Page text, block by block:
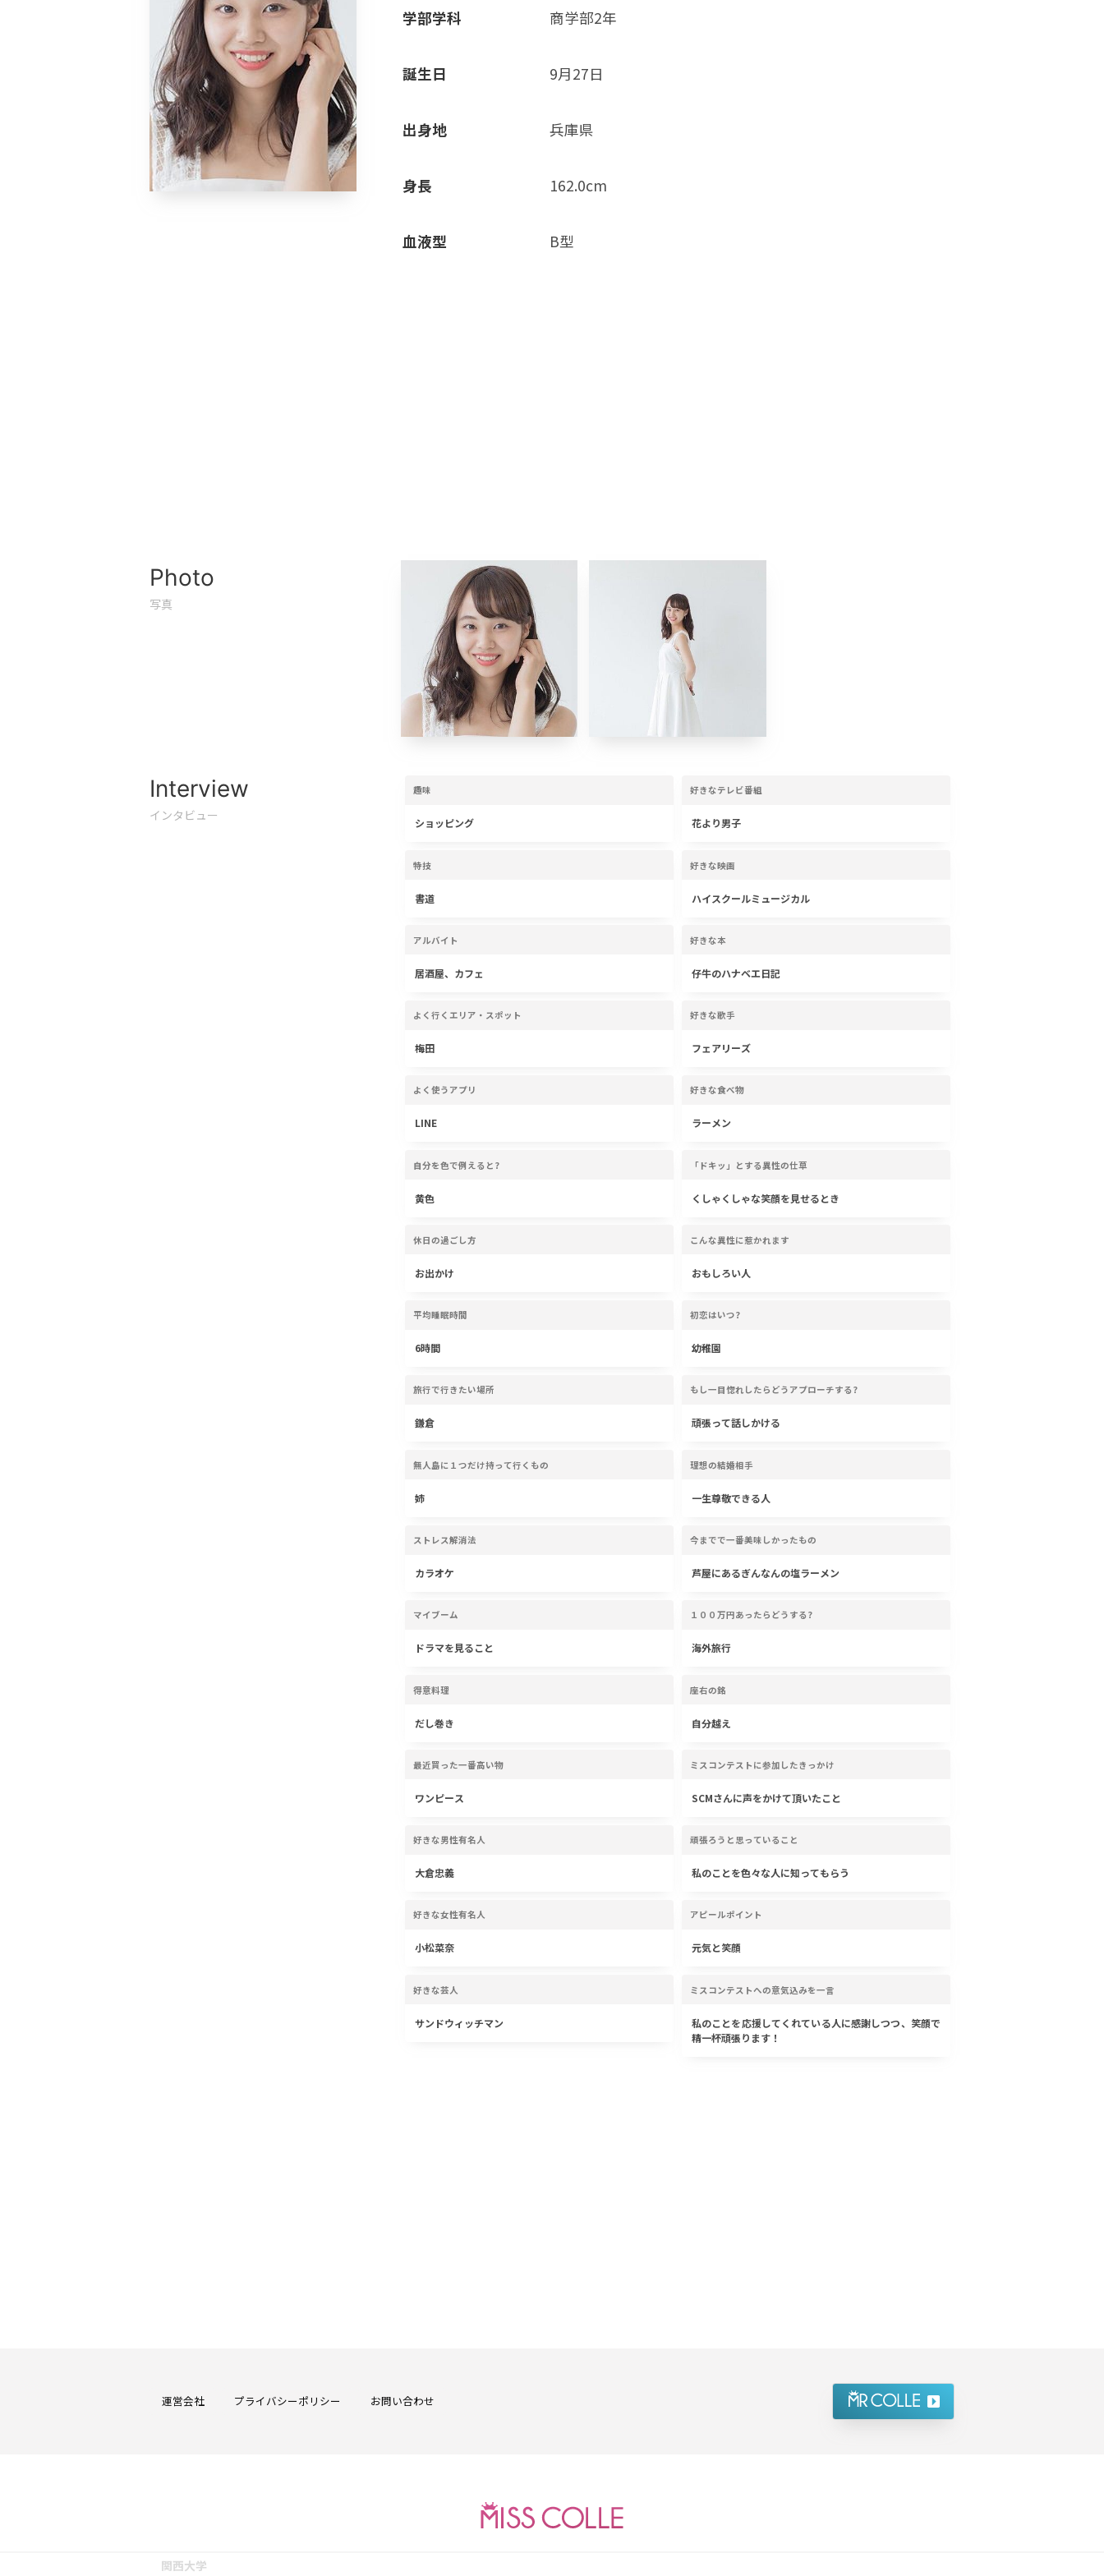
学部学科 商学部2年
誕生日 9月27日
出身地 兵庫県
身長 162.0cm
血液型 B型
Photo
写真
Interview
インタビュー
趣味
ショッピング
特技
書道
アルバイト
居酒屋、カフェ
よく行くエリア・スポット
梅田
よく使うアプリ
LINE
自分を色で例えると?
黄色
休日の過ごし方
お出かけ
平均睡眠時間
6時間
旅行で行きたい場所
鎌倉
無人島に１つだけ持って行くもの
姉
ストレス解消法
カラオケ
マイブーム
ドラマを見ること
得意料理
だし巻き
最近買った一番高い物
ワンピース
好きな男性有名人
大倉忠義
好きな女性有名人
小松菜奈
好きな芸人
サンドウィッチマン
好きなテレビ番組
花より男子
好きな映画
ハイスクールミュージカル
好きな本
仔牛のハナベエ日記
好きな歌手
フェアリーズ
好きな食べ物
ラーメン
「ドキッ」とする異性の仕草
くしゃくしゃな笑顔を見せるとき
こんな異性に惹かれます
おもしろい人
初恋はいつ?
幼稚園
もし一目惚れしたらどうアプローチする?
頑張って話しかける
理想の結婚相手
一生尊敬できる人
今までで一番美味しかったもの
芦屋にあるぎんなんの塩ラーメン
１００万円あったらどうする?
海外旅行
座右の銘
自分越え
ミスコンテストに参加したきっかけ
SCMさんに声をかけて頂いたこと
頑張ろうと思っていること
私のことを色々な人に知ってもらう
アピールポイント
元気と笑顔
ミスコンテストへの意気込みを一言
私のことを応援してくれている人に感謝しつつ、笑顔で
精一杯頑張ります！
関西大学
運営会社 プライバシーポリシー お問い合わせ